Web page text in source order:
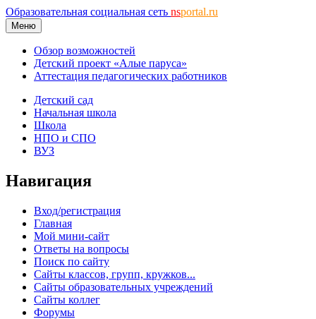
Образовательная социальная сеть nsportal.ru
Меню
Обзор возможностей
Детский проект «Алые паруса»
Аттестация педагогических работников
Детский сад
Начальная школа
Школа
НПО и СПО
ВУЗ
Навигация
Вход/регистрация
Главная
Мой мини-сайт
Ответы на вопросы
Поиск по сайту
Сайты классов, групп, кружков...
Сайты образовательных учреждений
Сайты коллег
Форумы